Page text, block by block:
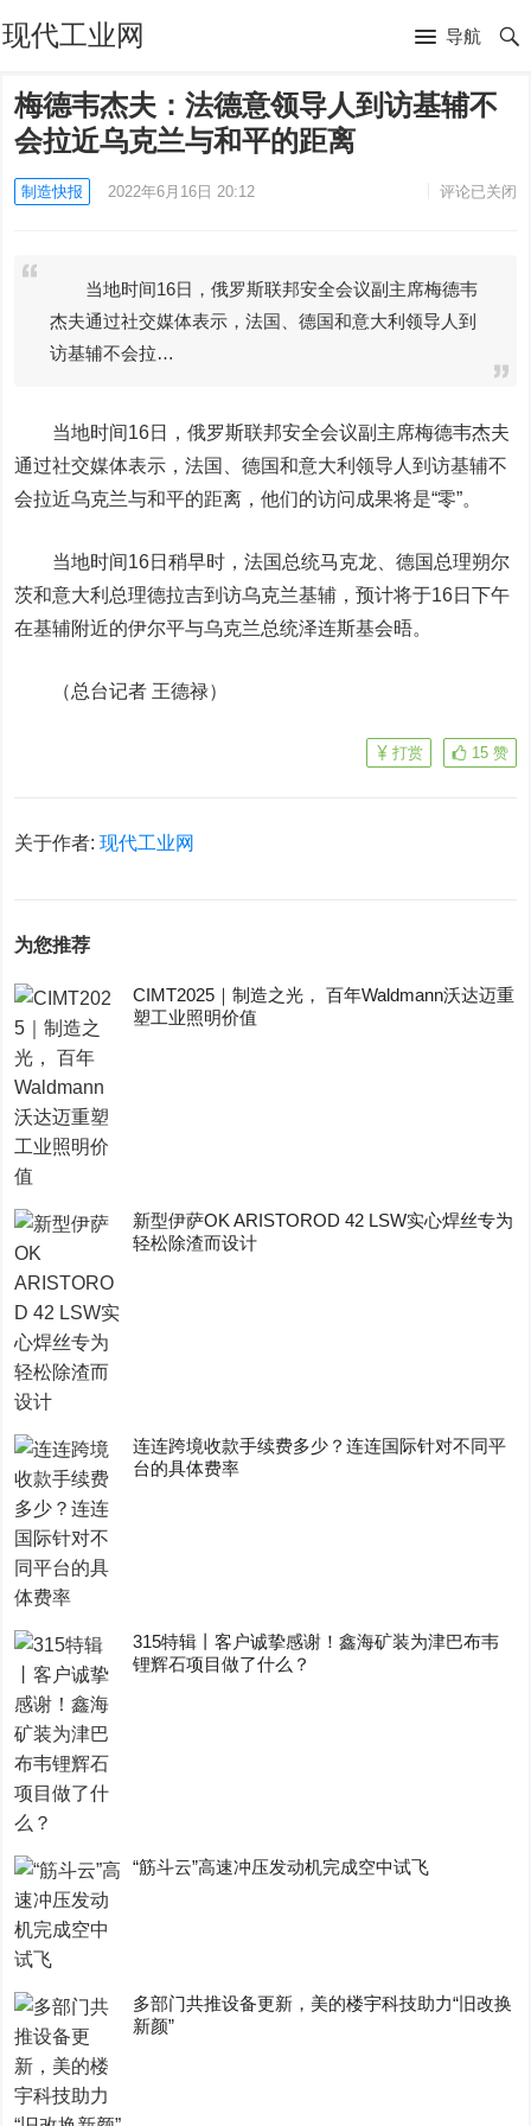
现代工业网 导航
梅德韦杰夫：法德意领导人到访基辅不
会拉近乌克兰与和平的距离
制造快报 2022年6月16日 20:12 评论已关闭
当地时间16日，俄罗斯联邦安全会议副主席梅德韦
杰夫通过社交媒体表示，法国、德国和意大利领导人到
访基辅不会拉…
当地时间16日，俄罗斯联邦安全会议副主席梅德韦杰夫
通过社交媒体表示，法国、德国和意大利领导人到访基辅不
会拉近乌克兰与和平的距离，他们的访问成果将是“零”。
当地时间16日稍早时，法国总统马克龙、德国总理朔尔
茨和意大利总理德拉吉到访乌克兰基辅，预计将于16日下午
在基辅附近的伊尔平与乌克兰总统泽连斯基会晤。
（总台记者 王德禄）
15 赞
打赏
关于作者:现代工业网
为您推荐
CIMT2025｜制造之光， 百年Waldmann沃达迈重
塑工业照明价值
新型伊萨OK ARISTOROD 42 LSW实心焊丝专为
轻松除渣而设计
连连跨境收款手续费多少？连连国际针对不同平
台的具体费率
315特辑丨客户诚挚感谢！鑫海矿装为津巴布韦
锂辉石项目做了什么？
“筋斗云”高速冲压发动机完成空中试飞
多部门共推设备更新，美的楼宇科技助力“旧改换
新颜”